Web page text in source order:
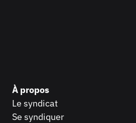
À propos
Le syndicat
Se syndiquer